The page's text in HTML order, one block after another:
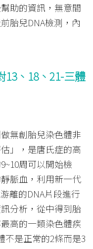
助的資訊，無意間
胎兒DNA檢測，內
、18、21-三體
無創胎兒染色體非
」，是唐氏症的高
周可以開始檢
脈血，利用新一代
離的DNA片段進行
分析，從中得到胎
高的一類染色體疾
不是正常的2條而是3